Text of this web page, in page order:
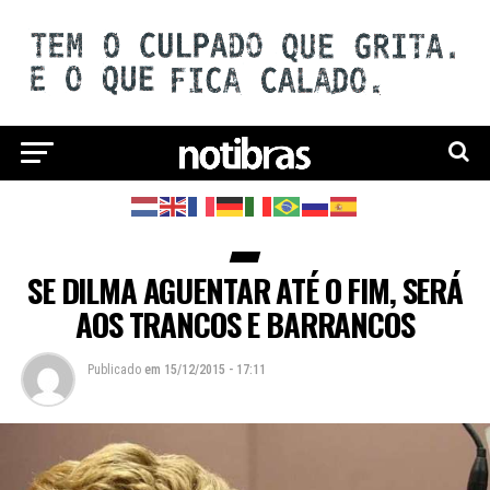
SE DILMA AGUENTAR ATÉ O FIM, SERÁ
AOS TRANCOS E BARRANCOS
Publicado em 15/12/2015 - 17:11